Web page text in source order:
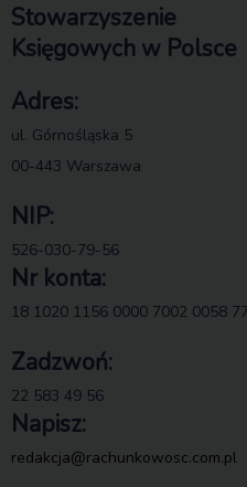
Stowarzyszenie
Księgowych w Polsce
Adres:
ul. Górnośląska 5
00-443 Warszawa
NIP:
526-030-79-56
Nr konta:
18 1020 1156 0000 7002 0058
Zadzwoń:
22 583 49 56
Napisz:
redakcja@rachunkowosc.com.pl